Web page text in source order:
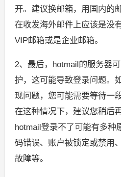
开。建议换邮箱，用国内的
在收发海外邮件上应该是没
VIP邮箱或是企业邮箱。
2、最后，hotmail的服务器
护，这可能导致登录问题。
现问题，您可能需要等待一
在这种情况下，建议您稍后
hotmail登录不了可能有多种
码错误、账户被锁定或禁用
故障等。